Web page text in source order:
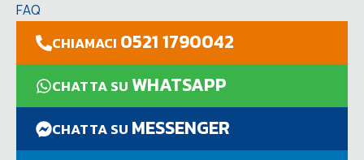
FAQ
CHIAMACI 0521 1790042
CHATTA SUWHATSAPP
CHATTA SU MESSENGER